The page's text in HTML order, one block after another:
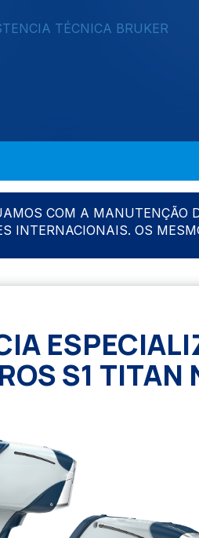
COM A MANUTENÇÃO
INTERNACIONAIS. OS
S1 TITAN